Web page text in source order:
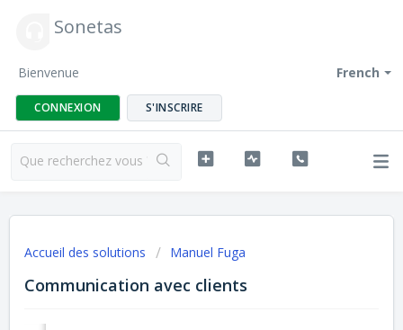
Sonetas
French
Bienvenue
CONNEXION S'INSCRIRE
Accueil des solutions Manuel Fuga
Communication avec clients